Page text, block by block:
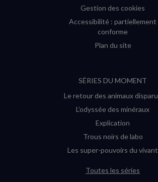
Gestion des cookies
Accessibilité : partiellement
conforme
Plan du site
SÉRIES DU MOMENT
Le retour des animaux
L’odyssée des minéraux
Explication
Trous noirs de labo
Les super-pouvoirs du vivant
Toutes les séries